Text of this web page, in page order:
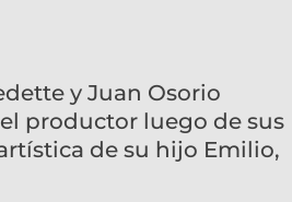
y Juan Osorio
productor luego de sus
de su hijo Emilio,